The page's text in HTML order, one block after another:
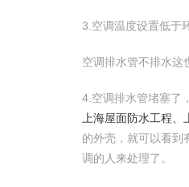
3.空调温度设置低于
空调排水管不排水这
4.空调排水管堵塞了，
上海屋面防水工程
的外壳，就可以看到
调的人来处理了。